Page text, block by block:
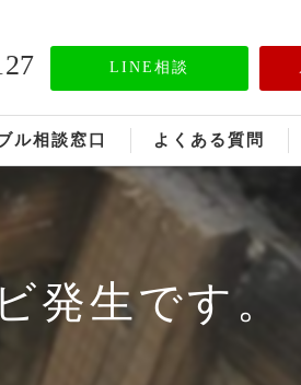
LINE相談
ル相談窓口 よくある質問
発生です。